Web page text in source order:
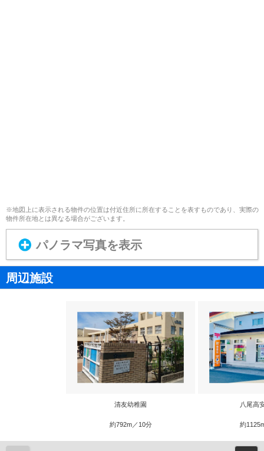
※地図上に表示される物件の位置は付近住所に所在することを表すものであり、実際の
物件所在地とは異なる場合がございます。
パノラマ写真を表示
周辺施設
清友幼稚園
約792m／10分
八尾高
約